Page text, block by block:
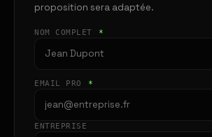
proposition sera adaptée.
NOM COMPLET *
EMAIL PRO *
ENTREPRISE